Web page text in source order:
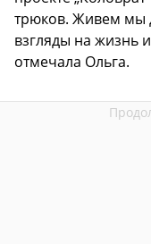
трюков. Живем мы
взгляды на жизнь
отмечала Ольга.